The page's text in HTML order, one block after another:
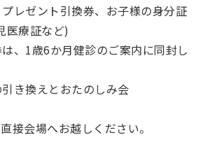
レゼント引換券、お子様の身分証
医療証など)
、1歳6か月健診のご案内に同封し
き換えとおたのしみ会
接会場へお越しください。